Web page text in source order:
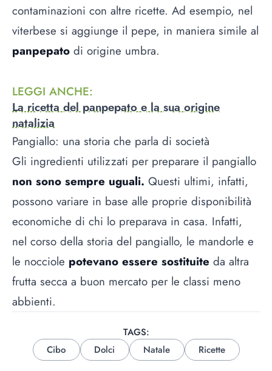
contaminazioni con altre ricette. Ad esempio, nel
viterbese si aggiunge il pepe, in maniera simile al
panpepato di origine umbra.
LEGGI ANCHE:
La ricetta del panpepato e la sua origine
natalizia
Pangiallo: una storia che parla di società
Gli ingredienti utilizzati per preparare il pangiallo
non sono sempre uguali. Questi ultimi, infatti,
possono variare in base alle proprie disponibilità
economiche di chi lo preparava in casa. Infatti,
nel corso della storia del pangiallo, le mandorle e
le nocciole potevano essere sostituite da altra
frutta secca a buon mercato per le classi meno
abbienti.
TAGS:
Cibo
Dolci Natale Ricette